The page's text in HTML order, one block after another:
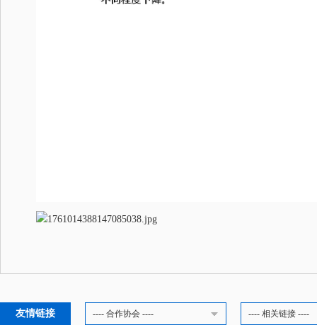
友情链接 ---- 合作协会 ---- ---- 相关链接 ----